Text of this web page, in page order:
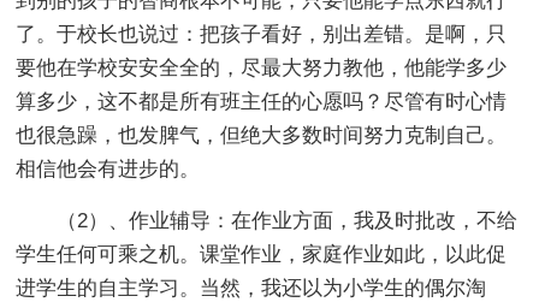
了。于校长也说过：把孩子看好，别出差错。是啊，只
要他在学校安安全全的，尽最大努力教他，他能学多少
算多少，这不都是所有班主任的心愿吗？尽管有时心情
也很急躁，也发脾气，但绝大多数时间努力克制自己。
相信他会有进步的。
（2）、作业辅导：在作业方面，我及时批改，不给
学生任何可乘之机。课堂作业，家庭作业如此，以此促
进学生的自主学习。当然，我还以为小学生的偶尔淘